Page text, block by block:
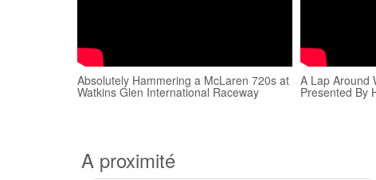
Absolutely Hammering a McLaren 720s at
Watkins Glen International Raceway
A Lap Around
Presented By
A proximité